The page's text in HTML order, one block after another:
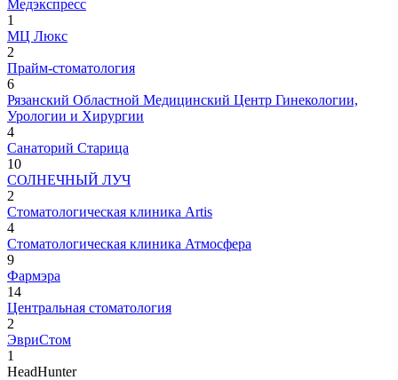
Медэкспресс
1
МЦ Люкс
2
Прайм-стоматология
6
Рязанский Областной Медицинский Центр Гинекологии,
Урологии и Хирургии
4
Санаторий Старица
10
СОЛНЕЧНЫЙ ЛУЧ
2
Стоматологическая клиника Artis
4
Стоматологическая клиника Атмосфера
9
Фармэра
14
Центральная стоматология
2
ЭвриСтом
1
HeadHunter